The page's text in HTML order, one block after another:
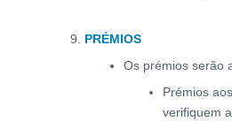
PRÉMIOS
Os prémios serão
Prémios
verifiquem